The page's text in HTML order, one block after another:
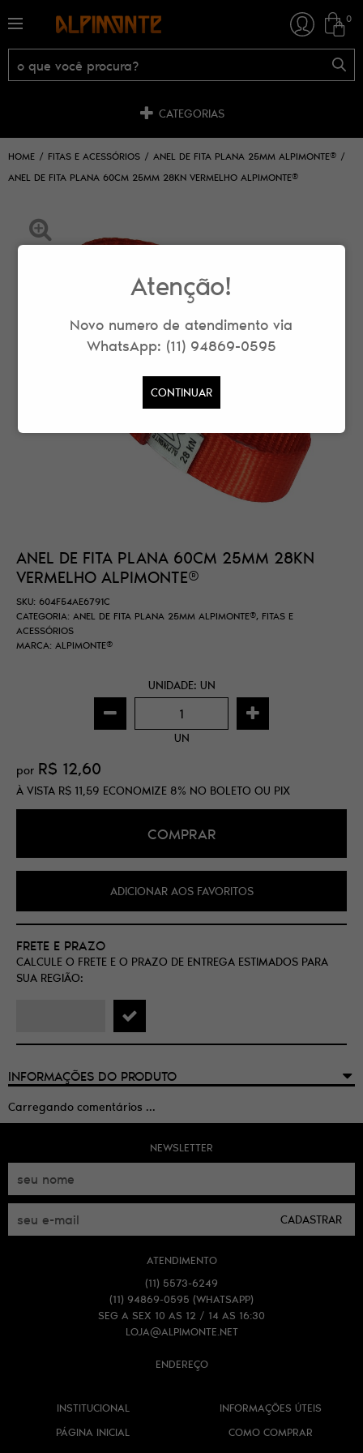
0
CATEGORIAS
HOME FITAS E ACESSÓRIOS
ANEL DE FITA PLANA 25MM ALPIMONTE®
ANEL DE FITA PLANA 60CM 25MM 28KN VERMELHO ALPIMONTE®
ANEL DE FITA PLANA 60CM 25MM 28KN
VERMELHO ALPIMONTE®
SKU: 604F54AE6791C
CATEGORIA: ANEL DE FITA PLANA 25MM ALPIMONTE®, FITAS E
ACESSÓRIOS
MARCA: ALPIMONTE®
UNIDADE: UN
UN
por R$ 12,60
À VISTA R$ 11,59 ECONOMIZE 8% NO BOLETO OU PIX
COMPRAR
ADICIONAR AOS FAVORITOS
FRETE E PRAZO
CALCULE O FRETE E O PRAZO DE ENTREGA ESTIMADOS PARA
SUA REGIÃO:
INFORMAÇÕES DO PRODUTO
Carregando comentários ...
NEWSLETTER
CADASTRAR
ATENDIMENTO
(11) 5573-6249
(11) 94869-0595 (WHATSAPP)
SEG A SEX 10 AS 12 / 14 AS 16:30
LOJA@ALPIMONTE.NET
ENDEREÇO
INSTITUCIONAL
PÁGINA INICIAL
INFORMAÇÕES ÚTEIS
COMO COMPRAR
Atenção!
Novo numero de atendimento via
WhatsApp: (11) 94869-0595
CONTINUAR